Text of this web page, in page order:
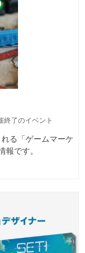
終了のイベント
る「ゲームマーケ
です。